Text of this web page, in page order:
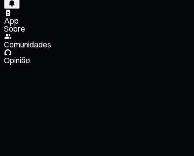
App
Sobre
Comunidades
Opinião